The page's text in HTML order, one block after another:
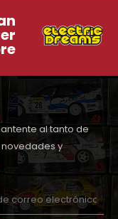
al tanto de
y